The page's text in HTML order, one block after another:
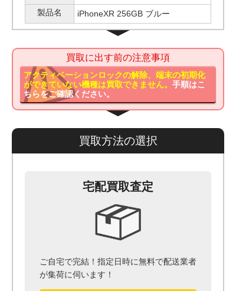
製品名
iPhoneXR 256GB ブルー
買取に出す前の注意事項
アクティベーションロックの解除、端末の初期化
ができていない機種は買取できません。手順はこ
ちらをご確認ください。
買取方法の選択
宅配買取査定
ご自宅で完結！指定日時に無料で配送業者
が集荷に伺います！